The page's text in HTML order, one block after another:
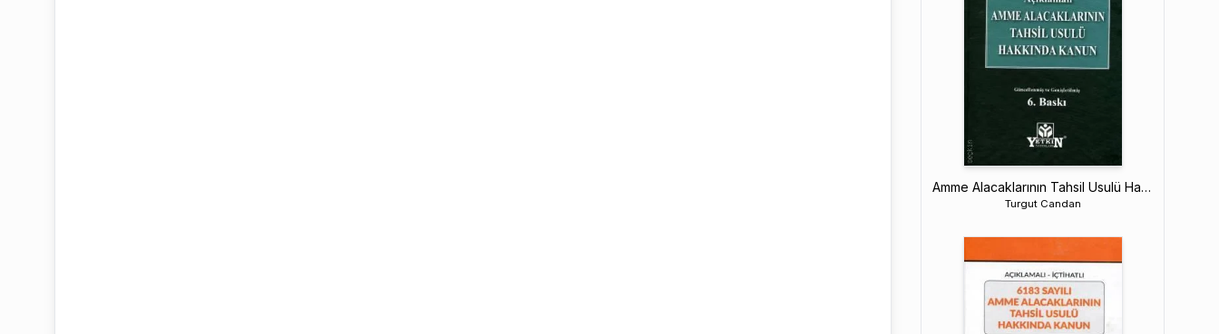
Amme Alacaklarının Tahsil Usulü Hakkında Kanun
Turgut Candan